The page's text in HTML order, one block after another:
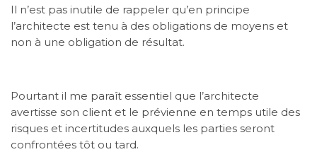
Il n’est pas inutile de rappeler qu’en principe
l’architecte est tenu à des obligations de moyens et
non à une obligation de résultat.
Pourtant il me paraît essentiel que l’architecte
avertisse son client et le prévienne en temps utile des
risques et incertitudes auxquels les parties seront
confrontées tôt ou tard.